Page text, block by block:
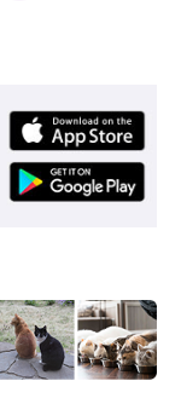
い、こまめにフィ
方法を試してみて
、かけがえのない
♪
のきもち」で投稿